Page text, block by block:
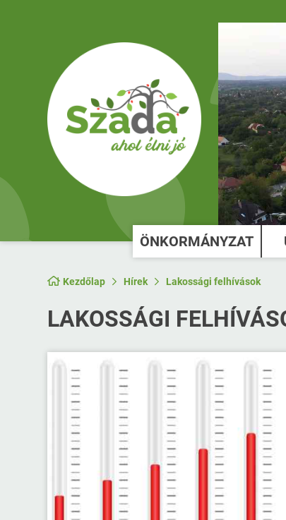
ÖNKORMÁNYZAT
Kezdőlap Hírek Lakossági felhívások
LAKOSSÁGI